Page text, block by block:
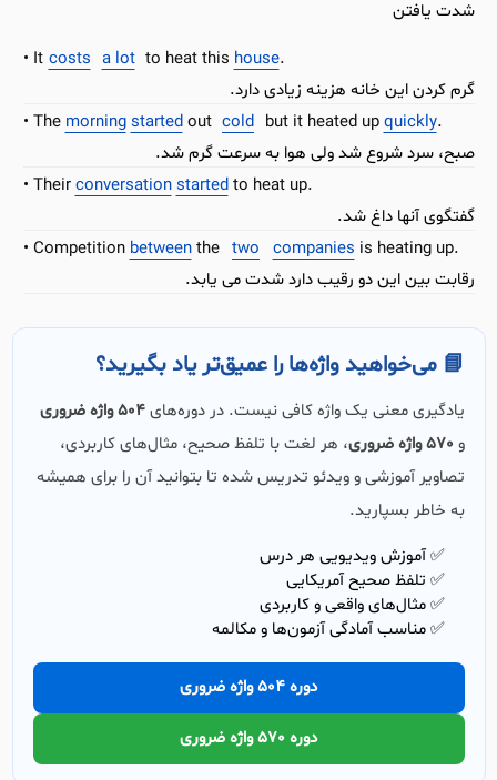
شدت یافتن
It costs a lot to heat this house.
گرم کردن این خانه هزینه زیادی دارد.
The morning startedout cold but it heated upquickly.
صبح، سرد شروع شد ولی هوا به سرعت گرم شد.
Theirconversation startedto heat up.
گفتگوی آنها داغ شد.
Competition betweenthe two companies is heating up.
رقابت بین این دو رقیب دارد شدت می یابد.
📘 می‌خواهید واژه‌ها را عمیق‌تر یاد بگیرید؟
یادگیری معنی یک واژه کافی نیست. در دوره‌های504 واژه ضروری
و 570 واژه ضروری
، هر لغت با تلفظ صحیح، مثال‌های کاربردی،
تصاویر آموزشی و ویدئو تدریس شده تا بتوانید آن را برای همیشه
به خاطر بسپارید.
✅ آموزش ویدیویی هر درس
✅ تلفظ صحیح آمریکایی
✅ مثال‌های واقعی و کاربردی
✅ مناسب آمادگی آزمون‌ها و مکالمه
دوره 504 واژه ضروری
دوره 570 واژه ضروری